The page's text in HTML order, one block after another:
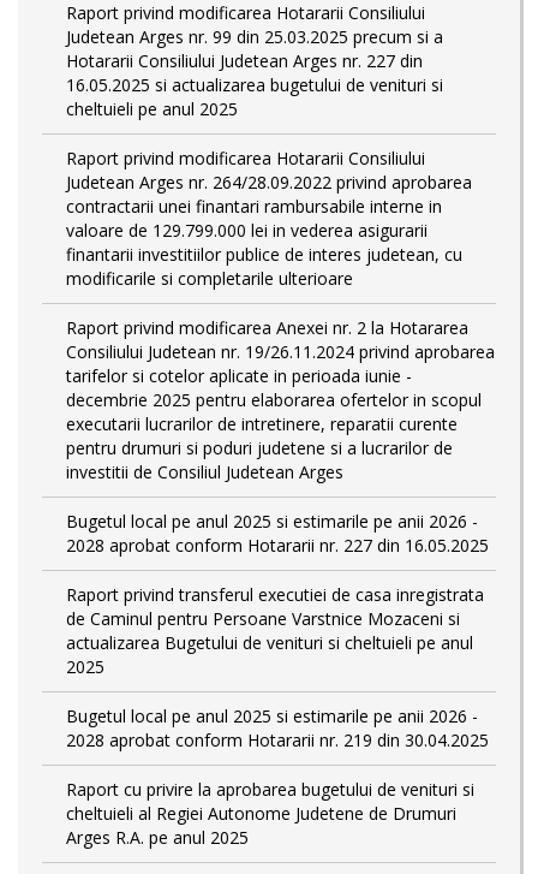
Raport privind modificarea Hotararii Consiliului
Judetean Arges nr. 99 din 25.03.2025 precum si a
Hotararii Consiliului Judetean Arges nr. 227 din
16.05.2025 si actualizarea bugetului de venituri si
cheltuieli pe anul 2025
Raport privind modificarea Hotararii Consiliului
Judetean Arges nr. 264/28.09.2022 privind aprobarea
contractarii unei finantari rambursabile interne in
valoare de 129.799.000 lei in vederea asigurarii
finantarii investitiilor publice de interes judetean, cu
modificarile si completarile ulterioare
Raport privind modificarea Anexei nr. 2 la Hotararea
Consiliului Judetean nr. 19/26.11.2024 privind aprobarea
tarifelor si cotelor aplicate in perioada iunie -
decembrie 2025 pentru elaborarea ofertelor in scopul
executarii lucrarilor de intretinere, reparatii curente
pentru drumuri si poduri judetene si a lucrarilor de
investitii de Consiliul Judetean Arges
Bugetul local pe anul 2025 si estimarile pe anii 2026 -
2028 aprobat conform Hotararii nr. 227 din 16.05.2025
Raport privind transferul executiei de casa inregistrata
de Caminul pentru Persoane Varstnice Mozaceni si
actualizarea Bugetului de venituri si cheltuieli pe anul
2025
Bugetul local pe anul 2025 si estimarile pe anii 2026 -
2028 aprobat conform Hotararii nr. 219 din 30.04.2025
Raport cu privire la aprobarea bugetului de venituri si
cheltuieli al Regiei Autonome Judetene de Drumuri
Arges R.A. pe anul 2025